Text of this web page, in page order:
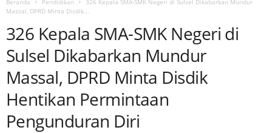
Beranda Pendidikan
326 Kepala SMA-SMK Negeri di Sulsel Dikabarkan Mundur
Massal, DPRD Minta Disdik...
326 Kepala SMA-SMK Negeri di
Sulsel Dikabarkan Mundur
Massal, DPRD Minta Disdik
Hentikan Permintaan
Pengunduran Diri